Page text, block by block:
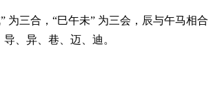
为三合，“巳午未” 为三会，辰与午马相
、异、巷、迈、迪。